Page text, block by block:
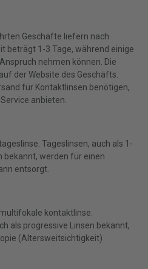
Geschäfte liefern nach
beträgt 1-3 Tage, während einige
nehmen können. Die
der Website des Geschäfts.
für Kontaktlinsen benötigen,
anbieten.
Tageslinsen, auch als 1-
bekannt, werden für einen
entsorgt.
kontaktlinse.
als progressive Linsen bekannt,
(Altersweitsichtigkeit)